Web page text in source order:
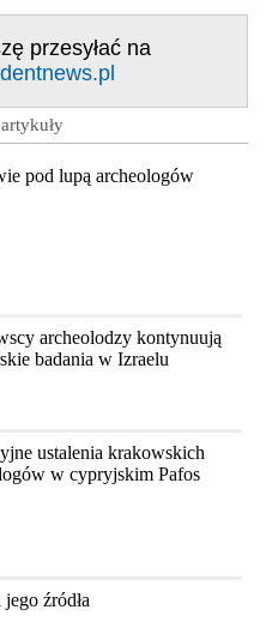
przesyłać na
pod lupą archeologów
archeolodzy kontynuują
badania w Izraelu
ustalenia krakowskich
w cypryjskim Pafos
źródła